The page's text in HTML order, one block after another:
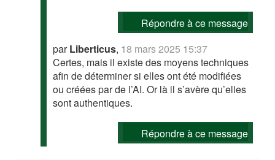
Répondre à ce message
parLiberticus, 18 mars 2025 15:37
Certes, mais il existe des moyens techniques
afin de déterminer si elles ont été modifiées
ou créées par de l’AI. Or là il s’avère qu’elles
sont authentiques.
Répondre à ce message